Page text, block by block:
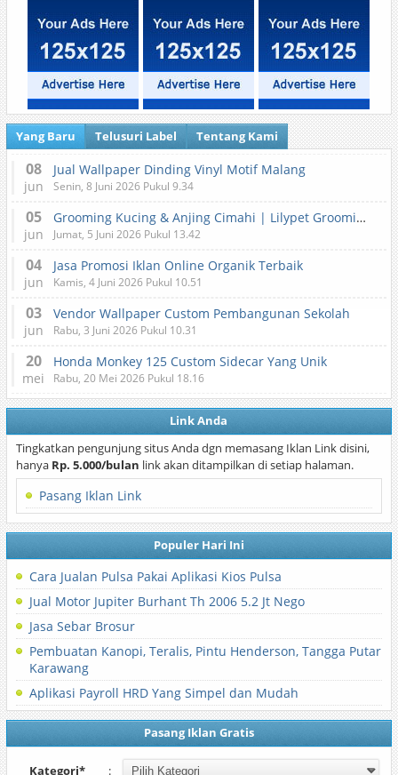
Yang Baru Telusuri Label Tentang Kami
08
jun
Jual Wallpaper Dinding Vinyl Motif Malang
Senin, 8 Juni 2026 Pukul 9.34
05
jun
Grooming Kucing & Anjing Cimahi | Lilypet Grooming & Pet Hotel
Jumat, 5 Juni 2026 Pukul 13.42
04
jun
Jasa Promosi Iklan Online Organik Terbaik
Kamis, 4 Juni 2026 Pukul 10.51
03
jun
Vendor Wallpaper Custom Pembangunan Sekolah
Rabu, 3 Juni 2026 Pukul 10.31
20
mei
Honda Monkey 125 Custom Sidecar Yang Unik
Rabu, 20 Mei 2026 Pukul 18.16
Link Anda
Tingkatkan pengunjung situs Anda dgn memasang Iklan Link disini,
hanya Rp. 5.000/bulan link akan ditampilkan di setiap halaman.
Pasang Iklan Link
Populer Hari Ini
Cara Jualan Pulsa Pakai Aplikasi Kios Pulsa
Jual Motor Jupiter Burhant Th 2006 5.2 Jt Nego
Jasa Sebar Brosur
Pembuatan Kanopi, Teralis, Pintu Henderson, Tangga Putar
Karawang
Aplikasi Payroll HRD Yang Simpel dan Mudah
Pasang Iklan Gratis
Kategori* :